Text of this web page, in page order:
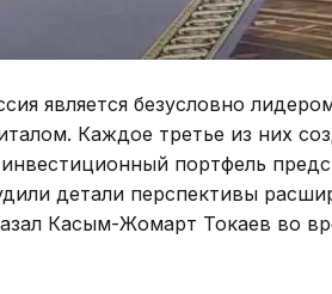
является безусловно
Каждое третье из них
портфель
детали перспективы
Касым-Жомарт Токаев во